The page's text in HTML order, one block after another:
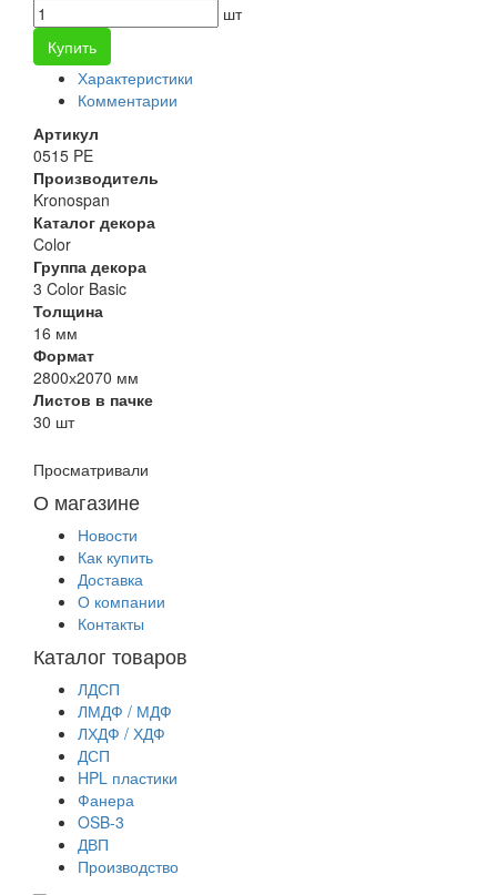
шт
Купить
Характеристики
Комментарии
Артикул
0515 PE
Производитель
Kronospan
Каталог декора
Color
Группа декора
3 Color Basic
Толщина
16 мм
Формат
2800х2070 мм
Листов в пачке
30 шт
Просматривали
О магазине
Новости
Как купить
Доставка
О компании
Контакты
Каталог товаров
ЛДСП
ЛМДФ / МДФ
ЛХДФ / ХДФ
ДСП
HPL пластики
Фанера
OSB-3
ДВП
Производство